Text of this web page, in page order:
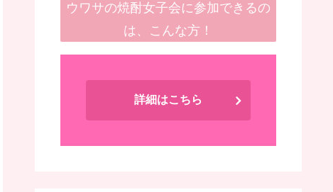
ウワサの焼酎女子会に参加できるの
は、こんな方！
詳細はこちら